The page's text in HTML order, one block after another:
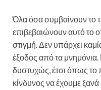
Όλα όσα συμβαίνουν το
επιβεβαιώνουν αυτό το
στιγμή. Δεν υπάρχει
έξοδος από τα μνημόνια.
δυστυχώς, έτσι όπως το
κίνδυνος να έχουμε